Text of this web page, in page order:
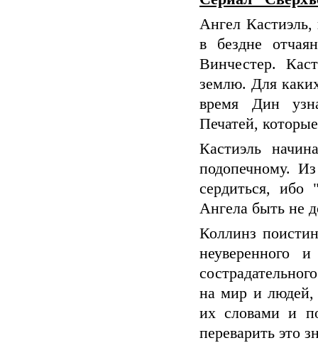
Ангел Кастиэль,
в бездне
Винчестер.
землю. Для
время Дин
Печатей,
Кастиэль
подопечному.
сердиться,
Ангела быть не
Коллинз
неуверенного
на мир и людей,
их словами и
переварить это